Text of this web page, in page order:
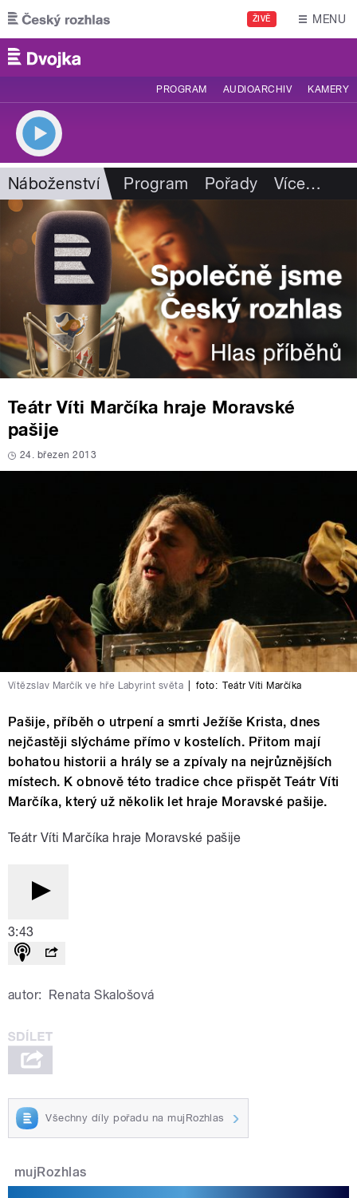
Přejít k hlavnímu obsahu
ŽIVĚ MENU
PROGRAM AUDIOARCHIV KAMERY
Náboženství Program Pořady Více…
Teátr Víti Marčíka hraje Moravské
pašije
24. březen 2013
Vítězslav Marčík ve hře Labyrint světa foto: Teátr Víti Marčíka
Pašije, příběh o utrpení a smrti Ježíše Krista, dnes
nejčastěji slýcháme přímo v kostelích. Přitom mají
bohatou historii a hrály se a zpívaly na nejrůznějších
místech. K obnově této tradice chce přispět Teátr Víti
Marčíka, který už několik let hraje Moravské pašije.
Teátr Víti Marčíka hraje Moravské pašije
3:43
autor: Renata Skalošová
Všechny díly pořadu na mujRozhlas
mujRozhlas